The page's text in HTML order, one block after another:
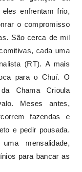
enfrentam frio,
o compromisso
São cerca de mil
cada uma
(RT). A mais
para o Chuí. O
Chama Crioula
Meses antes,
fazendas e
e pedir pousada.
mensalidade,
para bancar as